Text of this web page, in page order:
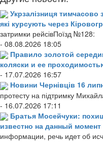
Укрзалізниця тимчасово
які курсують через
затримки рейсівПоїзд №128:
- 08.08.2026 18:05
Правило золотой
коляски и ее
- 17.07.2026 16:57
Новини Чернівців 16
протесту на підтримку
- 16.07.2026 17:11
Братья Мосейчуки:
известно на данный момент
информации, речь идет об